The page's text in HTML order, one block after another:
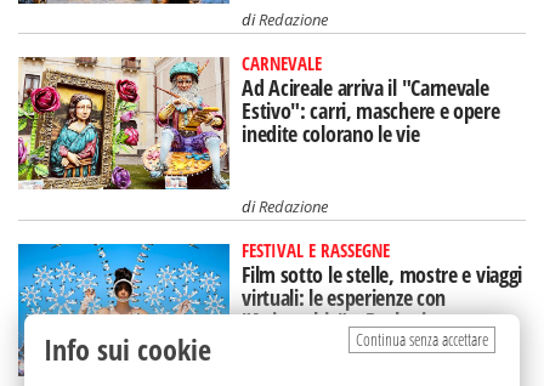
diRedazione
CARNEVALE
Ad Acireale arriva il "Carnevale
Estivo": carri, maschere e opere
inedite colorano le vie
diRedazione
FESTIVAL E RASSEGNE
Film sotto le stelle, mostre e viaggi
virtuali: le esperienze con
"Animaphix" a Bagheria
Continua senza accettare
Info sui cookie